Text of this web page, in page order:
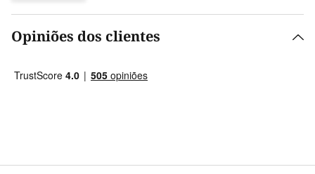
Opiniões dos clientes